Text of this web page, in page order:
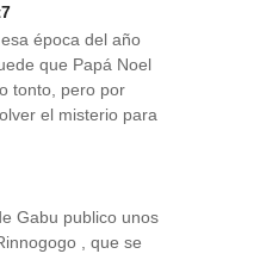
época del año
que Papá Noel
tonto, pero por
el misterio para
Gabu publico unos
, que se